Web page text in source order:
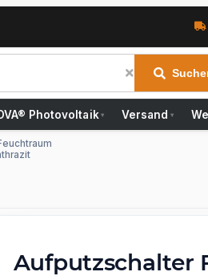
Photovoltaik ▾ Versand ▾
Aufputzschalter